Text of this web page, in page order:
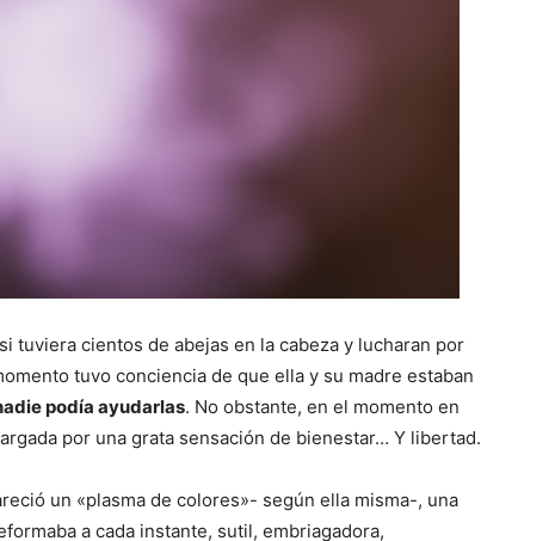
tuviera cientos de abejas en la cabeza y lucharan por
tuvo conciencia de que ella y su madre estaban
podía ayudarlas. No obstante, en el momento en
por una grata sensación de bienestar… Y libertad.
un «plasma de colores»- según ella misma-, una
a cada instante, sutil, embriagadora,